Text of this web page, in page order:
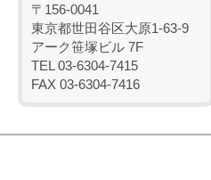
〒156-0041
東京都世田谷区大原1-63-9
アーク笹塚ビル 7F
TEL 03-6304-7415
FAX 03-6304-7416